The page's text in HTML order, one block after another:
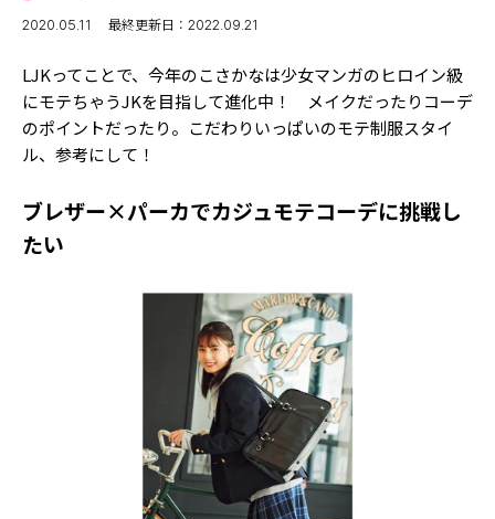
TikTok
Instagram
YouTube
FORTUNE
MISS SEVENTEEN
ミスセブンティーンニュース
MAGAZINE
バックナンバー
INFORMATION
について
Follow us
2020.05.11 最終更新日：2022.09.21
LJKってことで、今年のこさかなは少女マンガのヒロイン級
にモテちゃうJKを目指して進化中！ メイクだったりコーデ
のポイントだったり。こだわりいっぱいのモテ制服スタイ
ル、参考にして！
ブレザー×パーカでカジュモテコーデに挑戦し
たい